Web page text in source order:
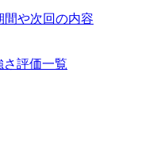
間や次回の内容
さ評価一覧